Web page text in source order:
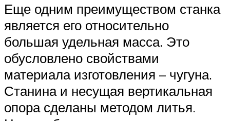
Еще одним преимуществом станка
является его относительно
большая удельная масса. Это
обусловлено свойствами
материала изготовления – чугуна.
Станина и несущая вертикальная
опора сделаны методом литья.